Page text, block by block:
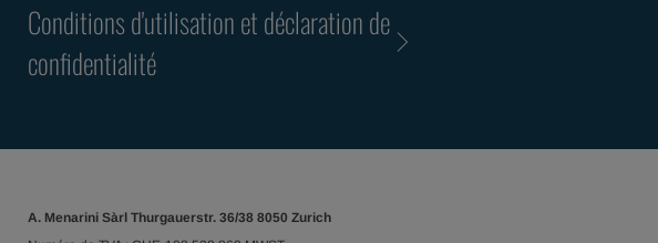
Conditions d'utilisation et déclaration de
confidentialité
A. Menarini Sàrl Thurgauerstr. 36/38 8050 Zurich